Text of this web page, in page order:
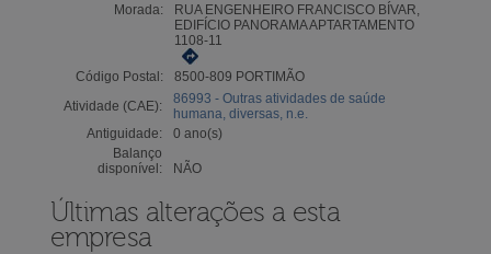
Morada:
RUA ENGENHEIRO FRANCISCO BÍVAR,
EDIFÍCIO PANORAMA APTARTAMENTO
1108-11
Código Postal:
8500-809 PORTIMÃO
Atividade (CAE):
86993 - Outras atividades de saúde
humana, diversas, n.e.
Antiguidade:
0 ano(s)
Balanço
disponível:
NÃO
Últimas alterações a esta
empresa